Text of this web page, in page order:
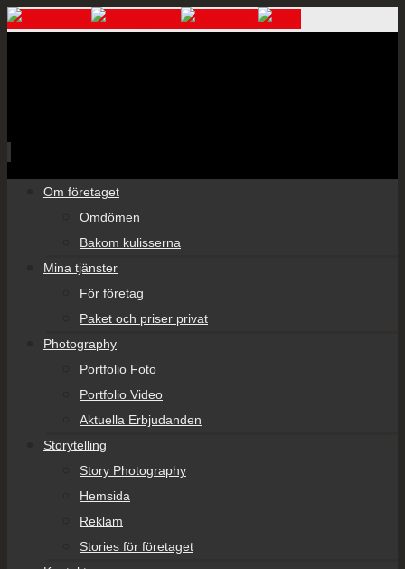
Om företaget
Omdömen
Bakom kulisserna
Mina tjänster
För företag
Paket och priser privat
Photography
Portfolio Foto
Portfolio Video
Aktuella Erbjudanden
Storytelling
Story Photography
Hemsida
Reklam
Stories för företaget